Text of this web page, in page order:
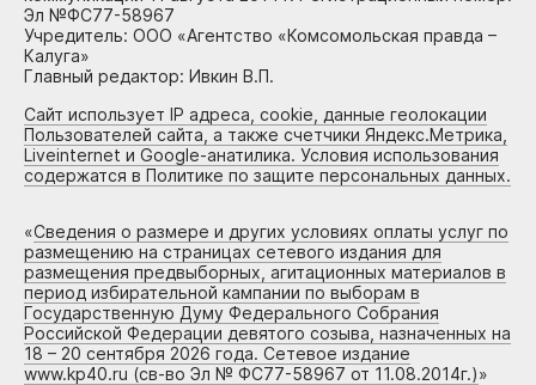
Эл №ФС77-58967
Учредитель: ООО «Агентство «Комсомольская правда –
Калуга»
Главный редактор: Ивкин В.П.
Сайт использует IP адреса, cookie, данные геолокации
Пользователей сайта, а также счетчики Яндекс.Метрика,
Liveinternet и Google-анатилика. Условия использования
содержатся в Политике по защите персональных данных.
«Сведения о размере и других условиях оплаты услуг по
размещению на страницах сетевого издания для
размещения предвыборных, агитационных материалов в
период избирательной кампании по выборам в
Государственную Думу Федерального Собрания
Российской Федерации девятого созыва, назначенных на
18 – 20 сентября 2026 года. Сетевое издание
www.kp40.ru (св-во Эл № ФС77-58967 от 11.08.2014г.)»